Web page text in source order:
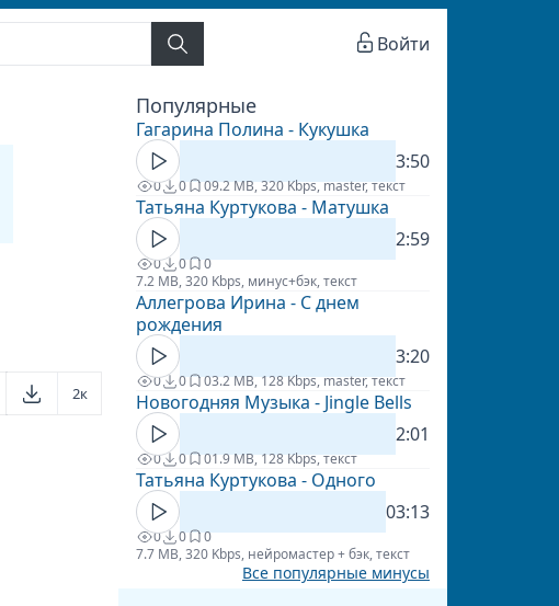
Войти
2к
Популярные
Гагарина Полина - Кукушка
3:50
0 0 09.2 MB, 320 Kbps, master, текст
Татьяна Куртукова - Матушка
2:59
0 0
0
7.2 MB, 320 Kbps, минус+бэк, текст
Аллегрова Ирина - С днем
рождения
3:20
0 0 03.2 MB, 128 Kbps, master, текст
Новогодняя Музыка - Jingle Bells
2:01
0 0 01.9 MB, 128 Kbps, текст
Татьяна Куртукова - Одного
03:13
0 0
0
7.7 MB, 320 Kbps, нейромастер + бэк, текст
Все популярные минусы